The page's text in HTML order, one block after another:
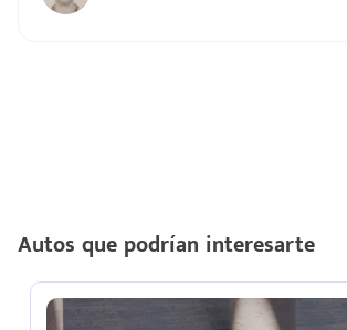
Autos que podrían interesarte